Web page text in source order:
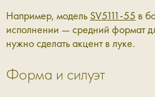
Например, модель SV5111-55 в
исполнении — средний формат
нужно сделать акцент в луке.
Форма и силуэт